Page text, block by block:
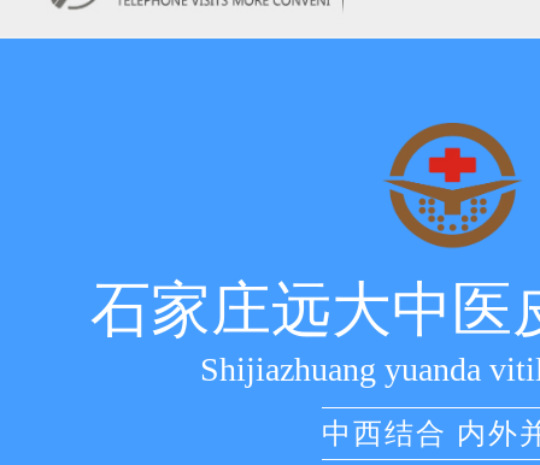
石家庄远大中医
Shijiazhuang yuanda
中西结合 内外